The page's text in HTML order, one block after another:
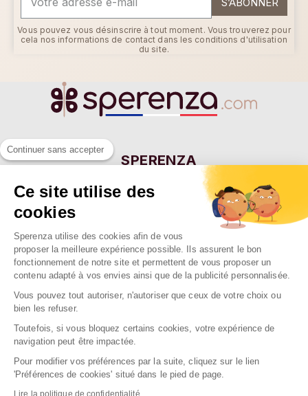
Vous pouvez vous désinscrire à tout moment. Vous trouverez pour
cela nos informations de contact dans les conditions d'utilisation
du site.
SPERENZA
55 Allée Eugène Ducretet
26000 VALENCE - FRANCE
NOTRE SOCIÉTÉ
NOS MARQUES

NOS RAYONS

2026 Sperenza
Conception & réalisation : SFI
Continuer sans accepter
Ce site utilise des
cookies
Sperenza utilise des cookies afin de vous
proposer la meilleure expérience possible. Ils assurent le bon
fonctionnement de notre site et permettent de vous proposer un
contenu adapté à vos envies ainsi que de la publicité personnalisée.
Vous pouvez tout autoriser, n'autoriser que ceux de votre choix ou
bien les refuser.
Toutefois, si vous bloquez certains cookies, votre expérience de
navigation peut être impactée.
Pour modifier vos préférences par la suite, cliquez sur le lien
'Préférences de cookies' situé dans le pied de page.
Lire la politique de confidentialité